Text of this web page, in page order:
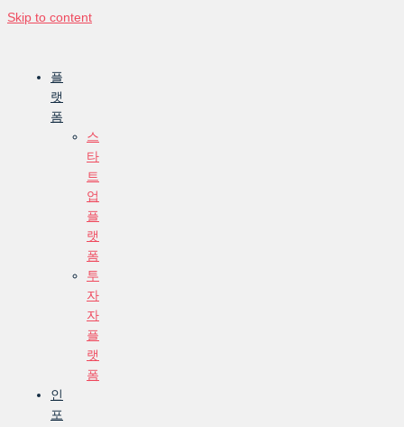
Skip to content
플
랫
폼
스
타
트
업
플
랫
폼
투
자
자
플
랫
폼
인
포